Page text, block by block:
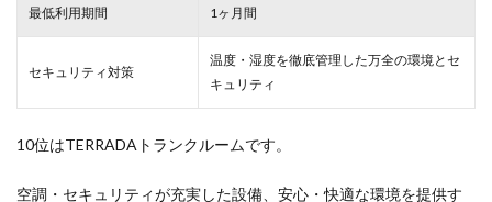
最低利用期間 1ヶ月間
セキュリティ対策
温度・湿度を徹底管理した万全の環境とセ
キュリティ
10位はTERRADAトランクルームです。
空調・セキュリティが充実した設備、安心・快適な環境を提供す